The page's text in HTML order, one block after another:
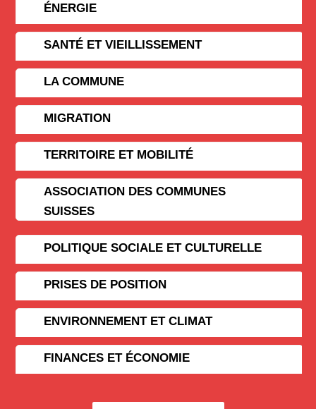
ÉNERGIE
SANTÉ ET VIEILLISSEMENT
LA COMMUNE
MIGRATION
TERRITOIRE ET MOBILITÉ
ASSOCIATION DES COMMUNES
SUISSES
POLITIQUE SOCIALE ET CULTURELLE
PRISES DE POSITION
ENVIRONNEMENT ET CLIMAT
FINANCES ET ÉCONOMIE